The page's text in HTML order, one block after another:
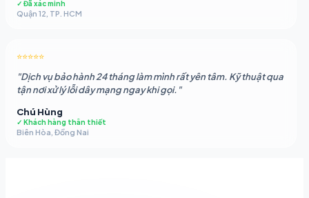
✓ Đã xác minh
Quận 12, TP. HCM
⭐⭐⭐⭐⭐
"Dịch vụ bảo hành 24 tháng làm mình rất yên tâm. Kỹ thuật qua
tận nơi xử lý lỗi dây mạng ngay khi gọi."
Chú Hùng
✓ Khách hàng thân thiết
Biên Hòa, Đồng Nai